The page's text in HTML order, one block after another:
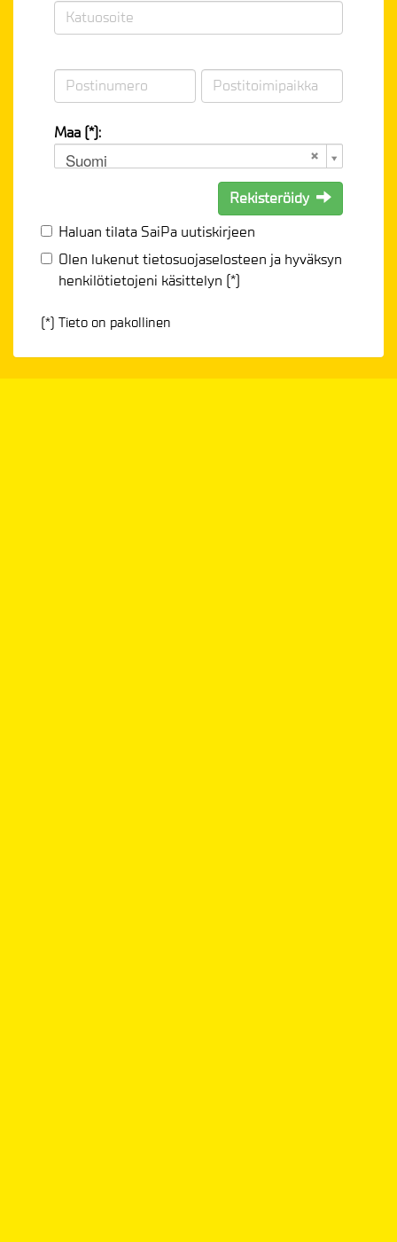
Maa (*):
Suomi
Rekisteröidy
Haluan tilata SaiPa uutiskirjeen
Olen lukenuttietosuojaselosteen ja hyväksyn
henkilötietojeni käsittelyn (*)
(*) Tieto on pakollinen